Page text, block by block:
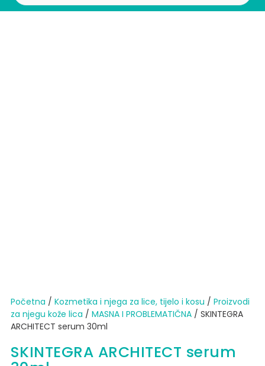
Početna / Kozmetika i njega za lice, tijelo i kosu / Proizvodi
za njegu kože lica / MASNA I PROBLEMATIČNA/ SKINTEGRA
ARCHITECT serum 30ml
SKINTEGRA ARCHITECT serum